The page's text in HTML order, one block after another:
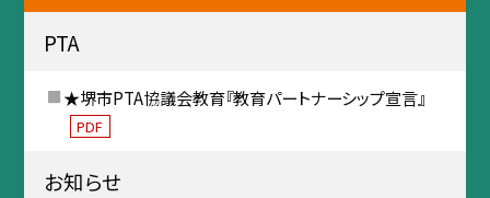
PTA
★堺市PTA協議会教育『教育パートナーシップ宣言』
PDF
お知らせ